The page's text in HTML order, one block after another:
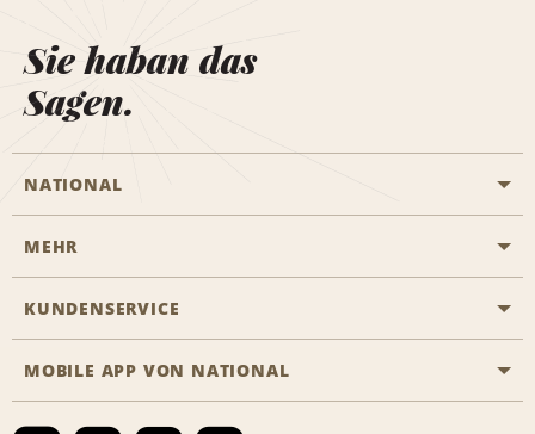
Sie haban das
Sagen.
NATIONAL
Eine Reservierung vornehmen
Das Business Rental Programm
MEHR
Karriere
KUNDENSERVICE
Barrierefreiheit
Kontakt
MOBILE APP VON NATIONAL